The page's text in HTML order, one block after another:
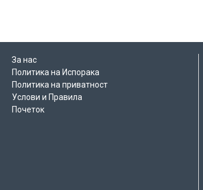
За нас
Политика на Испорака
Политика на приватност
Услови и Правила
Почеток